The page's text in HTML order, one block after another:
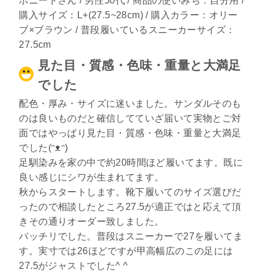
購入サイズ：L+(27.5~28cm) / 購入カラー：オリー
ブ×ブラウン / 普段履いているスニーカーサイズ：
27.5cm
見た目・質感・色味・重量と大満足
でした
配色・厚み・サイズに迷いました。サンダルそのも
のは良いものだと確信してていざ届いて実物とご対
面ではやっぱり見た目・質感・色味・重量と大満足
でした(ᵔᴥᵔ)
足馴染みを家の中で約20時間ほど履いてます。既に
良い感じにシワが生まれてます。
秋からスタートします。靴下履いてのサイズ選びだ
ったので相談したところ27.5が適正ではと応えて頂
きその通りオーダー致しました。
バッチリでした。普段はスニーカーで27を履いてま
す。実寸では26ほどですが甲高幅広のこの足には
27.5がジャストでした^ ^